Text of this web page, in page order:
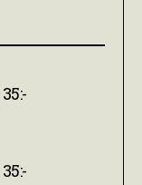
35:-
35:-